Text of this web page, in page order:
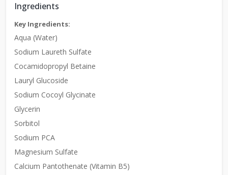
Ingredients
Key Ingredients:
Aqua (Water)
Sodium Laureth Sulfate
Cocamidopropyl Betaine
Lauryl Glucoside
Sodium Cocoyl Glycinate
Glycerin
Sorbitol
Sodium PCA
Magnesium Sulfate
Calcium Pantothenate (Vitamin B5)